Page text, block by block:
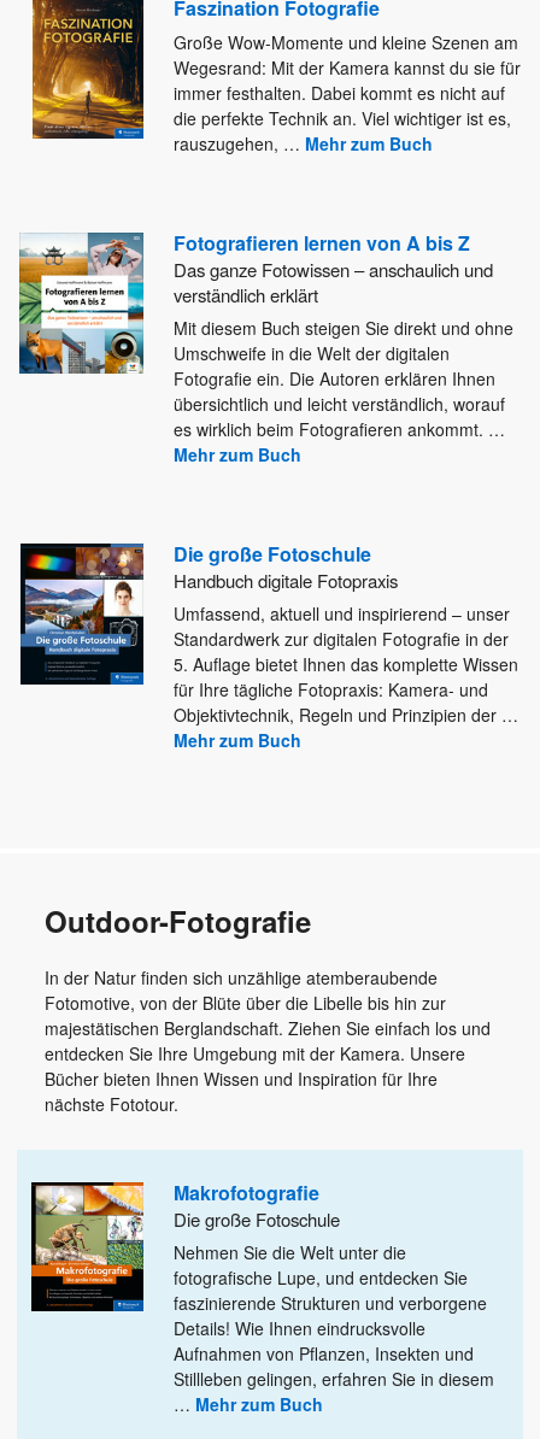
Faszination Fotografie
Große Wow-Momente und kleine Szenen am
Wegesrand: Mit der Kamera kannst du sie für
immer festhalten. Dabei kommt es nicht auf
die perfekte Technik an. Viel wichtiger ist es,
rauszugehen, … Mehr zum Buch
Fotografieren lernen von A bis Z
Das ganze Fotowissen – anschaulich und
verständlich erklärt
Mit diesem Buch steigen Sie direkt und ohne
Umschweife in die Welt der digitalen
Fotografie ein. Die Autoren erklären Ihnen
übersichtlich und leicht verständlich, worauf
es wirklich beim Fotografieren ankommt. …
Mehr zum Buch
Die große Fotoschule
Handbuch digitale Fotopraxis
Umfassend, aktuell und inspirierend – unser
Standardwerk zur digitalen Fotografie in der
5. Auflage bietet Ihnen das komplette Wissen
für Ihre tägliche Fotopraxis: Kamera- und
Objektivtechnik, Regeln und Prinzipien der …
Mehr zum Buch
Outdoor-Fotografie
In der Natur finden sich unzählige atemberaubende
Fotomotive, von der Blüte über die Libelle bis hin zur
majestätischen Berglandschaft. Ziehen Sie einfach los und
entdecken Sie Ihre Umgebung mit der Kamera. Unsere
Bücher bieten Ihnen Wissen und Inspiration für Ihre
nächste Fototour.
Makrofotografie
Die große Fotoschule
Nehmen Sie die Welt unter die
fotografische Lupe, und entdecken Sie
faszinierende Strukturen und verborgene
Details! Wie Ihnen eindrucksvolle
Aufnahmen von Pflanzen, Insekten und
Stillleben gelingen, erfahren Sie in diesem
… Mehr zum Buch